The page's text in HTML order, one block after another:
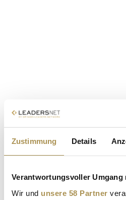
Zustimmung Details
Verantwortungsvoller Umgang
Wir und unsere 58 Partner